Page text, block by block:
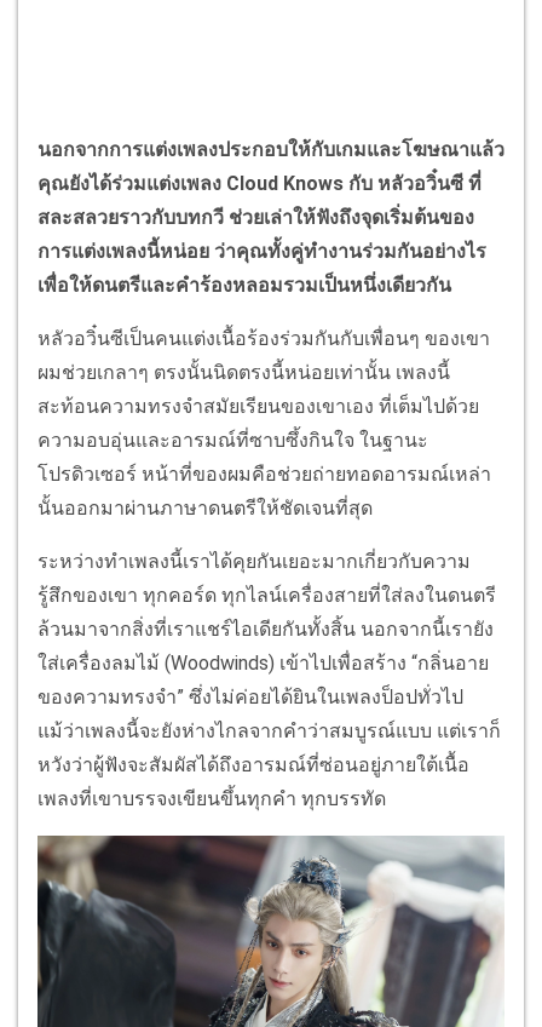
นอกจากการแต่งเพลงประกอบให้กับเกมและโฆษณาแล้ว
คุณยังได้ร่วมแต่งเพลง Cloud Knows กับ หลัวอวิ๋นซี ที่
สละสลวยราวกับบทกวี ช่วยเล่าให้ฟังถึงจุดเริ่มต้นของ
การแต่งเพลงนี้หน่อย ว่าคุณทั้งคู่ทำงานร่วมกันอย่างไร
เพื่อให้ดนตรีและคำร้องหลอมรวมเป็นหนึ่งเดียวกัน
หลัวอวิ๋นซีเป็นคนแต่งเนื้อร้องร่วมกันกับเพื่อนๆ ของเขา
ผมช่วยเกลาๆ ตรงนั้นนิดตรงนี้หน่อยเท่านั้น เพลงนี้
สะท้อนความทรงจำสมัยเรียนของเขาเอง ที่เต็มไปด้วย
ความอบอุ่นและอารมณ์ที่ซาบซึ้งกินใจ ในฐานะ
โปรดิวเซอร์ หน้าที่ของผมคือช่วยถ่ายทอดอารมณ์เหล่า
นั้นออกมาผ่านภาษาดนตรีให้ชัดเจนที่สุด
ระหว่างทำเพลงนี้เราได้คุยกันเยอะมากเกี่ยวกับความ
รู้สึกของเขา ทุกคอร์ด ทุกไลน์เครื่องสายที่ใส่ลงในดนตรี
ล้วนมาจากสิ่งที่เราแชร์ไอเดียกันทั้งสิ้น นอกจากนี้เรายัง
ใส่เครื่องลมไม้ (Woodwinds) เข้าไปเพื่อสร้าง “กลิ่นอาย
ของความทรงจำ” ซึ่งไม่ค่อยได้ยินในเพลงป็อปทั่วไป
แม้ว่าเพลงนี้จะยังห่างไกลจากคำว่าสมบูรณ์แบบ แต่เราก็
หวังว่าผู้ฟังจะสัมผัสได้ถึงอารมณ์ที่ซ่อนอยู่ภายใต้เนื้อ
เพลงที่เขาบรรจงเขียนขึ้นทุกคำ ทุกบรรทัด